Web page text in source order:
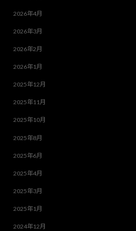
2026年4月
2026年3月
2026年2月
2026年1月
2025年12月
2025年11月
2025年10月
2025年8月
2025年6月
2025年4月
2025年3月
2025年1月
2024年12月